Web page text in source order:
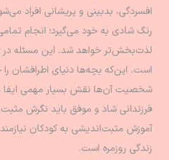
افسردگی، بدبینی و پریشانی افراد
رنگ شادی به خود می‌گیرد؛ انجام
لذت‌بخش‌تر خواهد شد. این مسئله در
است. این‌که بچه‌ها دنیای اطرافشان
شخصیت آن‌ها نقش بسیار مهمی ایفا
فرزندانی شاد و موفق باید نگرش مثبت
آموزش مثبت‌اندیشی به کودکان
زندگی روزمره است.